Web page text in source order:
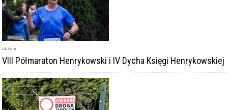
GALERIA
VIII Półmaraton Henrykowski i IV Dycha Księgi Henrykowskiej